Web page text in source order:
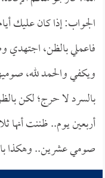
الجواب: إذا كان عليك
فاعملي بالظن، اجتهدي
ويكفي والحمد لله،
بالسرد لا حرج؛ لكن
أربعين يوم.. ظننت أنها
صومي عشرين.. وهكذا